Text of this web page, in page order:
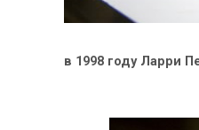
в 1998 году Ларри